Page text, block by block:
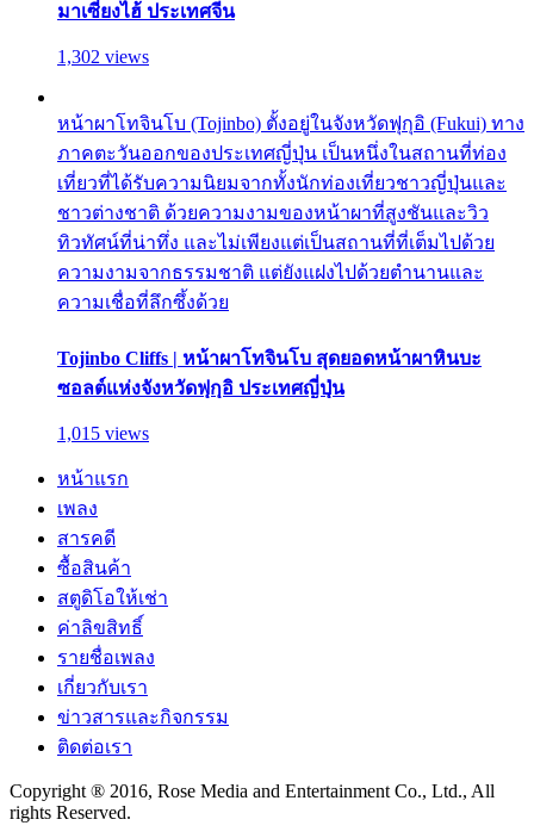
มาเซี่ยงไฮ้ ประเทศจีน
1,302 views
หน้าผาโทจินโบ (Tojinbo) ตั้งอยู่ในจังหวัดฟุกุอิ (Fukui) ทาง
ภาคตะวันออกของประเทศญี่ปุ่น เป็นหนึ่งในสถานที่ท่อง
เที่ยวที่ได้รับความนิยมจากทั้งนักท่องเที่ยวชาวญี่ปุ่นและ
ชาวต่างชาติ ด้วยความงามของหน้าผาที่สูงชันและวิว
ทิวทัศน์ที่น่าทึ่ง และไม่เพียงแต่เป็นสถานที่ที่เต็มไปด้วย
ความงามจากธรรมชาติ แต่ยังแฝงไปด้วยตำนานและ
ความเชื่อที่ลึกซึ้งด้วย
Tojinbo Cliffs | หน้าผาโทจินโบ สุดยอดหน้าผาหินบะ
ซอลต์แห่งจังหวัดฟุกุอิ ประเทศญี่ปุ่น
1,015 views
หน้าแรก
เพลง
สารคดี
ซื้อสินค้า
สตูดิโอให้เช่า
ค่าลิขสิทธิ์
รายชื่อเพลง
เกี่ยวกับเรา
ข่าวสารและกิจกรรม
ติดต่อเรา
Copyright ® 2016, Rose Media and Entertainment Co., Ltd., All
rights Reserved.